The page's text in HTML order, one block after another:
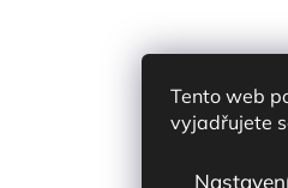
Tento web
vyjadřujete